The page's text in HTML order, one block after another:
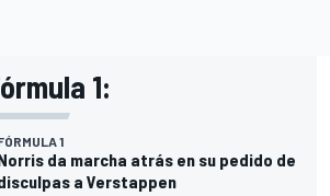
1:
1
da marcha atrás en su pedido de
a Verstappen